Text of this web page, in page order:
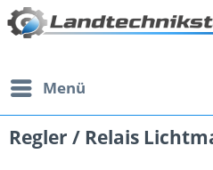
Menü
Regler / Relais